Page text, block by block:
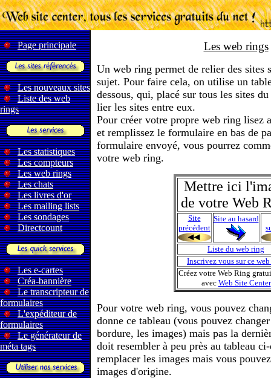
Page principale
Les nouveaux sites
Liste des web
rings
Les statistiques
Les compteurs
Les web rings
Les chats
Les livres d'or
Les mailing lists
Les sondages
Directcount
Les e-cartes
Créa-bannière
Le transcripteur de
formulaires
L'expéditeur de
formulaires
Le générateur de
méta tags
Les web rings
Un web ring permet de relier des sites
sujet. Pour faire cela, on utilise un
dessous, qui, placé sur tous les sites
lier les sites entre eux.
Pour créer votre propre web ring lisez
et remplissez le formulaire en bas de
formulaire envoyé, vous pourrez
votre web ring.
Mettre ici
de votre Web
Site
précédent
Site au hasard
Liste du web ring
Inscrivez vous sur ce
Créez votre Web Ring
avec Web Site Center
Pour votre web ring, vous pouvez
donne ce tableau (vous pouvez
bordure, les images) mais pas la
doit resembler à peu près au tableau
remplacer les images mais vous
images d'origine.